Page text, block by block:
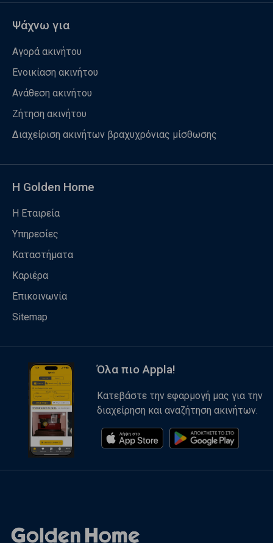
Ψάχνω για
Αγορά ακινήτου
Ενοικίαση ακινήτου
Ανάθεση ακινήτου
Ζήτηση ακινήτου
Διαχείριση ακινήτων βραχυχρόνιας μίσθωσης
Η Golden Home
Η Εταιρεία
Υπηρεσίες
Καταστήματα
Καριέρα
Επικοινωνία
Sitemap
Όλα πιο Appla!
Κατεβάστε την εφαρμογή μας για την
διαχείρηση και αναζήτηση ακινήτων.